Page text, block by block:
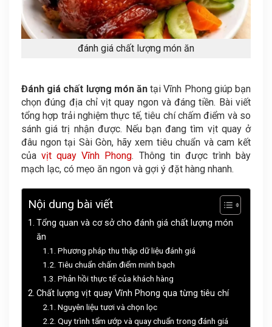
đánh giá chất lượng món ăn
Đánh giá chất lượng món ăn tại Vĩnh Phong giúp bạn
chọn đúng địa chỉ vịt quay ngon và đáng tiền. Bài viết
tổng hợp trải nghiệm thực tế, tiêu chí chấm điểm và so
sánh giá trị nhận được. Nếu bạn đang tìm vịt quay ở
đâu ngon tại Sài Gòn, hãy xem tiêu chuẩn và cam kết
của vịt quay Vĩnh Phong. Thông tin được trình bày
mạch lạc, có mẹo ăn ngon và gợi ý đặt hàng nhanh.
Nội dung bài viết
Tổng quan và cơ sở cho đánh giá chất lượng món
ăn
Phương pháp thu thập dữ liệu đánh giá
Tiêu chuẩn chấm điểm minh bạch
Phản hồi thực tế của khách hàng
Chất lượng vịt quay Vĩnh Phong qua từng tiêu chí
Nguyên liệu tươi và chọn lọc
Quy trình tẩm ướp và quay chuẩn trong đánh giá